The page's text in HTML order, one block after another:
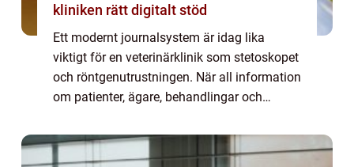
kliniken rätt digitalt stöd
Ett modernt journalsystem är idag lika
viktigt för en veterinärklinik som stetoskopet
och röntgenutrustningen. När all information
om patienter, ägare, behandlingar och
vardagen tryggare, snabbare och mer
struktu...